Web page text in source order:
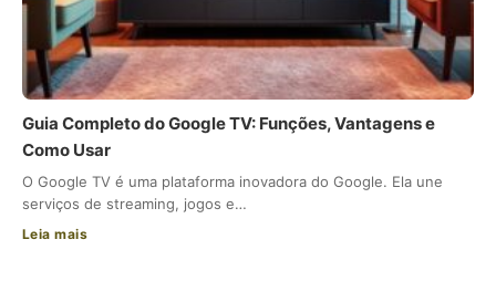
Guia Completo do Google TV: Funções, Vantagens e
Como Usar
O Google TV é uma plataforma inovadora do Google. Ela une
serviços de streaming, jogos e…
Leia mais